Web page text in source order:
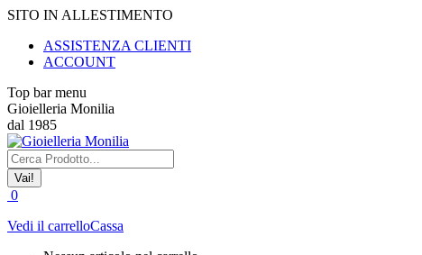
Vai
contenuti
SITO IN ALLESTIMENTO
ASSISTENZA CLIENTI
ACCOUNT
Top bar menu
Gioielleria Monilia
dal 1985
Cerca:
0
Vedi il carrelloCassa